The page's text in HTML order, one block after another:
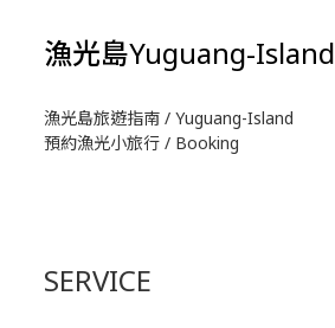
漁光島Yuguang-Island
漁光島旅遊指南 / Yuguang-Island
預約漁光小旅行 / Booking
SERVICE